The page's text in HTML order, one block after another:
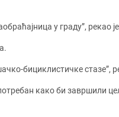
у граду”, рекао
бициклистичке стазе”,
како би завршили